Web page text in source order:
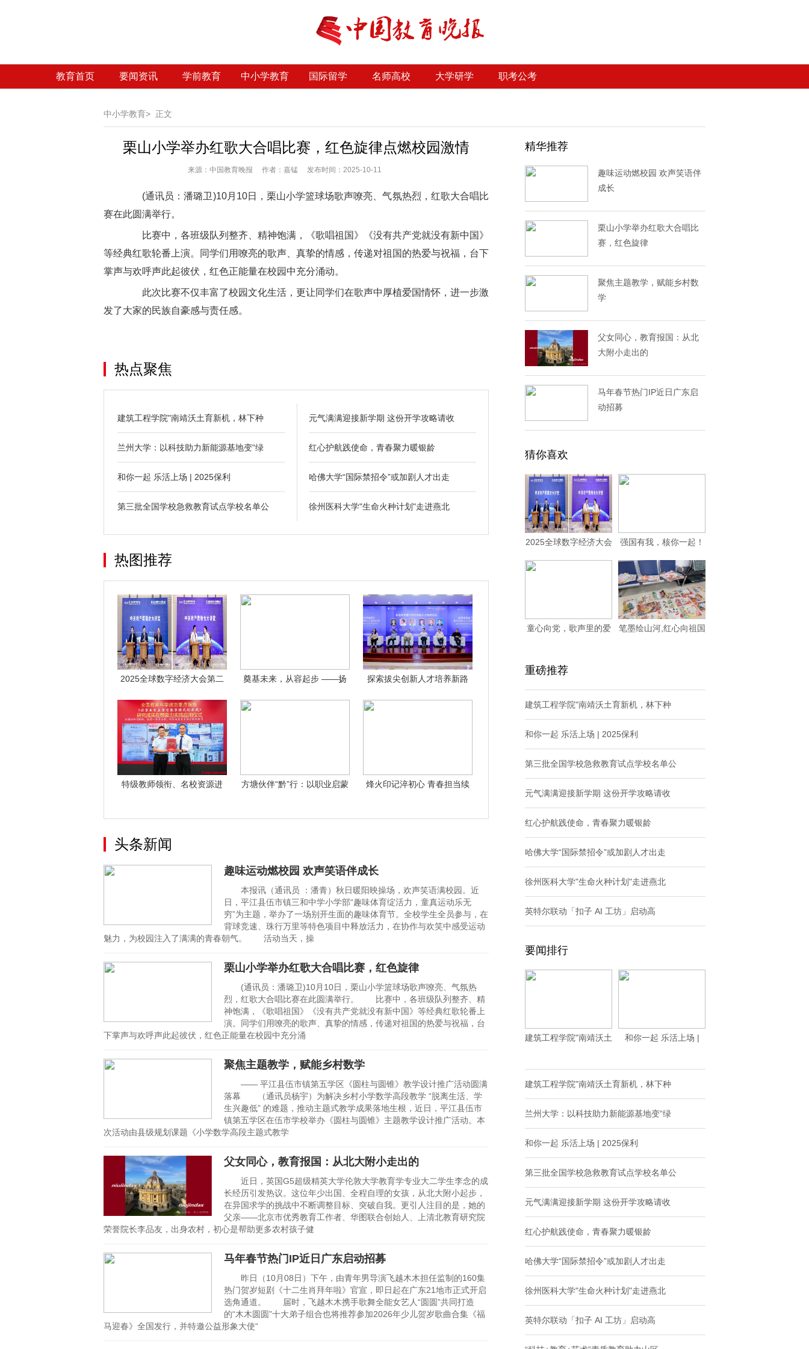
教育首页 要闻资讯 学前教育 中小学教育 国际留学 名师高校 大学研学 职考公考
中小学教育> 正文
栗山小学举办红歌大合唱比赛，红色旋律点燃校园激情
来源： 中国教育晚报 作者：嘉锰 发布时间：2025-10-11
(通讯员：潘璐卫)10月10日，栗山小学篮球场歌声嘹亮、气氛热烈，红歌大合唱比
赛在此圆满举行。
比赛中，各班级队列整齐、精神饱满，《歌唱祖国》《没有共产党就没有新中国》
等经典红歌轮番上演。同学们用嘹亮的歌声、真挚的情感，传递对祖国的热爱与祝福，台下
掌声与欢呼声此起彼伏，红色正能量在校园中充分涌动。
此次比赛不仅丰富了校园文化生活，更让同学们在歌声中厚植爱国情怀，进一步激
发了大家的民族自豪感与责任感。
热点聚焦
建筑工程学院"南靖沃土育新机，林下种
兰州大学：以科技助力新能源基地变“绿
和你一起 乐活上场 | 2025保利
第三批全国学校急救教育试点学校名单公
元气满满迎接新学期 这份开学攻略请收
红心护航践使命，青春聚力暖银龄
哈佛大学“国际禁招令”或加剧人才出走
徐州医科大学"生命火种计划"走进燕北
热图推荐
2025全球数字经济大会第二
奠基未来，从容起步 ——扬
探索拔尖创新人才培养新路
特级教师领衔、名校资源进
方塘伙伴“黔”行：以职业启蒙
烽火印记淬初心 青春担当续
头条新闻
趣味运动燃校园 欢声笑语伴成长
本报讯（通讯员 ：潘青）秋日暖阳映操场，欢声笑语满校园。近
日，平江县伍市镇三和中学小学部“趣味体育绽活力，童真运动乐无
穷”为主题，举办了一场别开生面的趣味体育节。全校学生全员参与，在
背球竞速、珠行万里等特色项目中释放活力，在协作与欢笑中感受运动
魅力，为校园注入了满满的青春朝气。 活动当天，操
栗山小学举办红歌大合唱比赛，红色旋律
(通讯员：潘璐卫)10月10日，栗山小学篮球场歌声嘹亮、气氛热
烈，红歌大合唱比赛在此圆满举行。 比赛中，各班级队列整齐、精
神饱满，《歌唱祖国》《没有共产党就没有新中国》等经典红歌轮番上
演。同学们用嘹亮的歌声、真挚的情感，传递对祖国的热爱与祝福，台
下掌声与欢呼声此起彼伏，红色正能量在校园中充分涌
聚焦主题教学，赋能乡村数学
—— 平江县伍市镇第五学区《圆柱与圆锥》教学设计推广活动圆满
落幕 （通讯员杨宇）为解决乡村小学数学高段教学 “脱离生活、学
生兴趣低” 的难题，推动主题式教学成果落地生根，近日，平江县伍市
镇第五学区在伍市学校举办《圆柱与圆锥》主题教学设计推广活动。本
次活动由县级规划课题《小学数学高段主题式教学
父女同心，教育报国：从北大附小走出的
近日，英国G5超级精英大学伦敦大学教育学专业大二学生李念的成
长经历引发热议。这位年少出国、全程自理的女孩，从北大附小起步，
在异国求学的挑战中不断调整目标、突破自我。更引人注目的是，她的
父亲——北京市优秀教育工作者、华图联合创始人、上清北教育研究院
荣誉院长李品友，出身农村，初心是帮助更多农村孩子健
马年春节热门IP近日广东启动招募
昨日（10月08日）下午，由青年男导演飞越木木担任监制的160集
热门贺岁短剧《十二生肖拜年啦》官宣，即日起在广东21地市正式开启
选角通道。 届时，飞越木木携手歌舞全能女艺人“圆圆”共同打造
的“木木圆圆”十大弟子组合也将推荐参加2026年少儿贺岁歌曲合集《福
马迎春》全国发行，并特邀公益形象大使“
精华推荐
趣味运动燃校园 欢声笑语伴
成长
栗山小学举办红歌大合唱比
赛，红色旋律
聚焦主题教学，赋能乡村数
学
父女同心，教育报国：从北
大附小走出的
马年春节热门IP近日广东启
动招募
猜你喜欢
2025全球数字经济大会
第二届北京数
强国有我，核你一起！
——从铀的“三生
童心向党，歌声里的爱
笔墨绘山河,红心向祖国
重磅推荐
建筑工程学院"南靖沃土育新机，林下种
和你一起 乐活上场 | 2025保利
第三批全国学校急救教育试点学校名单公
元气满满迎接新学期 这份开学攻略请收
红心护航践使命，青春聚力暖银龄
哈佛大学“国际禁招令”或加剧人才出走
徐州医科大学"生命火种计划"走进燕北
英特尔联动「扣子 AI 工坊」启动高
要闻排行
建筑工程学院"南靖沃土
和你一起 乐活上场 |
建筑工程学院"南靖沃土育新机，林下种
兰州大学：以科技助力新能源基地变“绿
和你一起 乐活上场 | 2025保利
第三批全国学校急救教育试点学校名单公
元气满满迎接新学期 这份开学攻略请收
红心护航践使命，青春聚力暖银龄
哈佛大学“国际禁招令”或加剧人才出走
徐州医科大学"生命火种计划"走进燕北
英特尔联动「扣子 AI 工坊」启动高